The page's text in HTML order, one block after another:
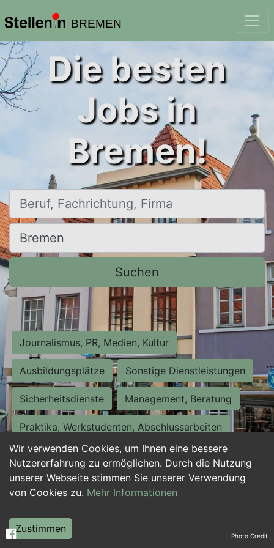
BREMEN
Wir verwenden Cookies, um Ihnen eine bessere
Nutzererfahrung zu ermöglichen. Durch die Nutzung
unserer Webseite stimmen Sie unserer Verwendung
von Cookies zu. Mehr Informationen
Zustimmen
Die besten
Jobs in
Bremen!
Beruf, Fachrichtung, Firma
Ort, Stadt
Suchen
Journalismus, PR, Medien, Kultur
Ausbildungsplätze Sonstige Dienstleistungen
Sicherheitsdienste Management, Beratung
Praktika, Werkstudenten, Abschlussarbeiten
Personalwesen Assistenz, Sekretariat
Hilfskräfte, Aushilfs- und Nebenjobs
Weiterbildung, Studium, duale Ausbildung Photo Credit